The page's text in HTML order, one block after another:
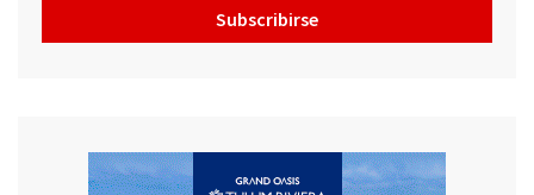
Subscribirse